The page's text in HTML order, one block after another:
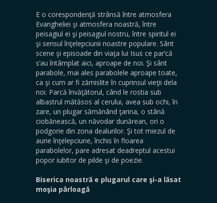
E o corespondenţă strânsă între atmosfera
Evangheliei şi atmosfera noastră, între
peisagiul ei şi peisagiul nostru, între spiritul ei
şi sensul înţelepciunii noastre populare. Sânt
scene şi episoade din viaţa lui Isus ce par’că
s’au întâmplat aici, aproape de noi. Şi sânt
parabole, mai ales parabolele aproape toate,
ca şi cum ar fi zămislite în cuprinsul vieţii dela
noi. Parcă învăţătorul, când le rostia sub
albastrul mătăsos al cerului, avea sub ochi, în
zare, un plugar sămănând ţarina, o stână
ciobănească, un năvodar dunărean, ori o
podgorie din zona dealurilor. Şi tot miezul de
aurie înţelepciune, închis în floarea
parabolelor, pare adresat deadreptul acestui
popor iubitor de pilde şi de poezie.
Biserica noastră e plugarul care şi-a lăsat
moşia pârloagă